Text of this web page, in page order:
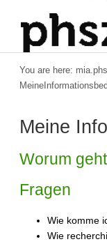
You are here:
Meine
Worum
Fragen
Wie komme
Wie